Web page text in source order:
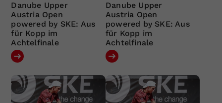
Danube Upper
Austria Open
powered by SKE: Aus
für Kopp im
Achtelfinale
Danube Upper
Austria Open
powered by SKE: Aus
für Kopp im
Achtelfinale